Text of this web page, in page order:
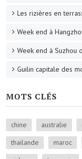
Les rizières en
Week end à
Week end à Suzhou
Guilin capitale des
MOTS CLÉS
chine australie
thailande
maroc